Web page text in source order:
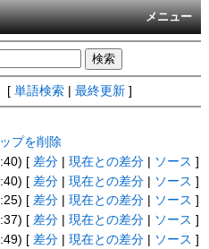
メニュー
[ 単語検索 最終更新 ]
プを削除
[ 差分 |現在との差分 ソース ]
[ 差分 |現在との差分 ソース ]
[ 差分 |現在との差分 ソース ]
[ 差分 |現在との差分 ソース ]
[ 差分 |現在との差分 ソース ]